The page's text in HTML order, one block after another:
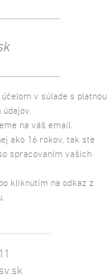
v súlade s platnou
na váš email.
ako 16 rokov, tak ste
spracovaním vašich
kliknutím na odkaz z